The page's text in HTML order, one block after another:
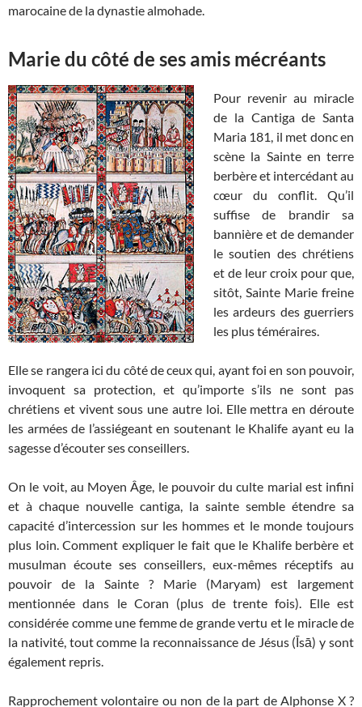
marocaine de la dynastie almohade.
Marie du côté de ses amis mécréants
Pour revenir au miracle
de la Cantiga de Santa
Maria 181, il met donc en
scène la Sainte en terre
berbère et intercédant au
cœur du conflit. Qu’il
suffise de brandir sa
bannière et de demander
le soutien des chrétiens
et de leur croix pour que,
sitôt, Sainte Marie freine
les ardeurs des guerriers
les plus téméraires.
Elle se rangera ici du côté de ceux qui, ayant foi en son pouvoir,
invoquent sa protection, et qu’importe s’ils ne sont pas
chrétiens et vivent sous une autre loi. Elle mettra en déroute
les armées de l’assiégeant en soutenant le Khalife ayant eu la
sagesse d’écouter ses conseillers.
On le voit, au Moyen Âge, le pouvoir du culte marial est infini
et à chaque nouvelle cantiga, la sainte semble étendre sa
capacité d’intercession sur les hommes et le monde toujours
plus loin. Comment expliquer le fait que le Khalife berbère et
musulman écoute ses conseillers, eux-mêmes réceptifs au
pouvoir de la Sainte ? Marie (Maryam) est largement
mentionnée dans le Coran (plus de trente fois). Elle est
considérée comme une femme de grande vertu et le miracle de
la nativité, tout comme la reconnaissance de Jésus (Īsā) y sont
également repris.
Rapprochement volontaire ou non de la part de Alphonse X ?